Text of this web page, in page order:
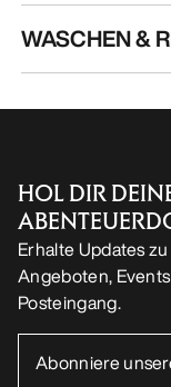
WASCHEN &
HOL DIR
Erhalte Updates
Angeboten,
Posteingang.